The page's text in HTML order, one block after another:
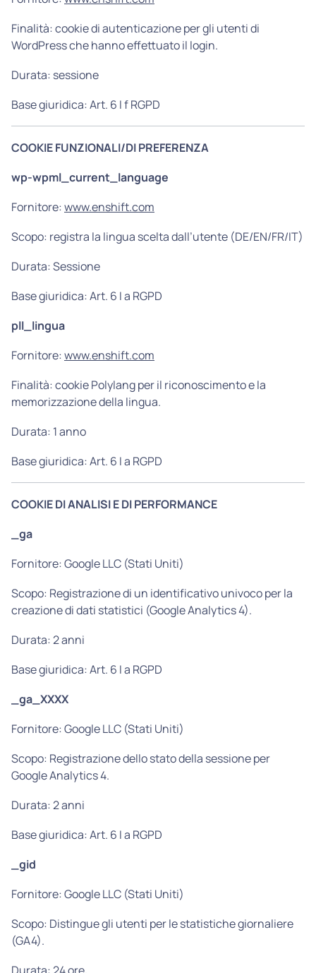
Finalità: cookie di autenticazione per gli utenti di
WordPress che hanno effettuato il login.
Durata: sessione
Base giuridica: Art. 6 I f RGPD
COOKIE FUNZIONALI/DI PREFERENZA
wp-wpml_current_language
Fornitore:www.enshift.com
Scopo: registra la lingua scelta dall’utente (DE/EN/FR/IT)
Durata: Sessione
Base giuridica: Art. 6 I a RGPD
pll_lingua
Fornitore:www.enshift.com
Finalità: cookie Polylang per il riconoscimento e la
memorizzazione della lingua.
Durata: 1 anno
Base giuridica: Art. 6 I a RGPD
COOKIE DI ANALISI E DI PERFORMANCE
_ga
Fornitore: Google LLC (Stati Uniti)
Scopo: Registrazione di un identificativo univoco per la
creazione di dati statistici (Google Analytics 4).
Durata: 2 anni
Base giuridica: Art. 6 I a RGPD
_ga_XXXX
Fornitore: Google LLC (Stati Uniti)
Scopo: Registrazione dello stato della sessione per
Google Analytics 4.
Durata: 2 anni
Base giuridica: Art. 6 I a RGPD
_gid
Fornitore: Google LLC (Stati Uniti)
Scopo: Distingue gli utenti per le statistiche giornaliere
(GA4).